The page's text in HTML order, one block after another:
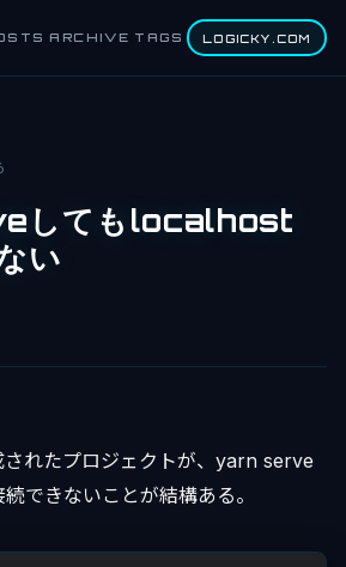
ARCHIVE TAGS LOGICKY.COM
してもlocalhost
い
れたプロジェクトが、yarn serve
できないことが結構ある。